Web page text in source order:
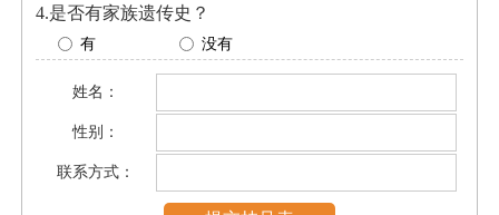
4.是否有家族遗传史？
有 没有
姓名：
性别：
联系方式：